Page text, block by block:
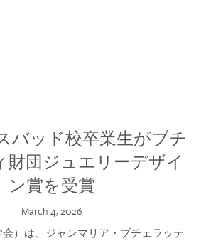
バッド校卒業生がブチ
財団ジュエリーデザイ
ン賞を受賞
March 4, 2026
）は、ジャンマリア・ブチェラッテ